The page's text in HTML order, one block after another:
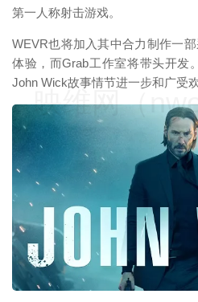
第一人称射击游戏。
WEVR也将加入其中合力制作一
体验，而Grab工作室将带头开发
John Wick故事情节进一步和广受
映维网（